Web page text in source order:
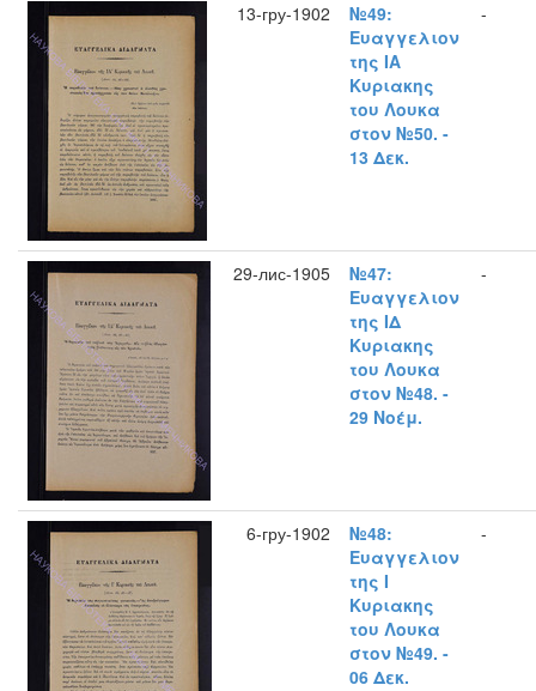
13-гру-1902
№49:
Ευαγγελιον
της ΙΑ
Κυριακης
του Λουκα
στον №50. -
13 Δεκ.
-
29-лис-1905
№47:
Ευαγγελιον
της ΙΔ
Κυριακης
του Λουκα
στον №48. -
29 Νοέμ.
-
6-гру-1902
№48:
Ευαγγελιον
της Ι
Κυριακης
του Λουκα
στον №49. -
06 Δεκ.
-